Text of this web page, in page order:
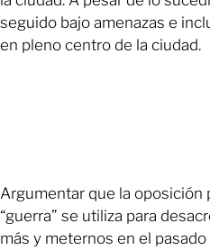
seguido bajo amenazas e
en pleno centro de la ciudad.
Argumentar que la oposición
“guerra” se utiliza para
más y meternos en el